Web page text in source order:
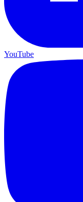
YouTube